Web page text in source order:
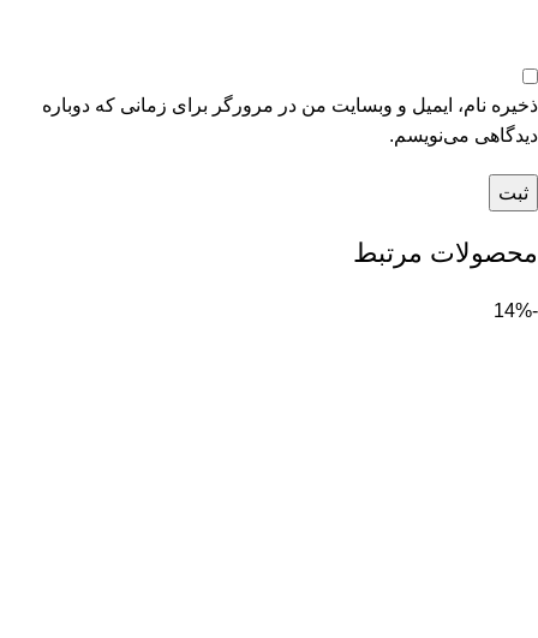
ذخیره نام، ایمیل و وبسایت من در مرورگر برای زمانی که دوباره
دیدگاهی می‌نویسم.
محصولات مرتبط
-14%